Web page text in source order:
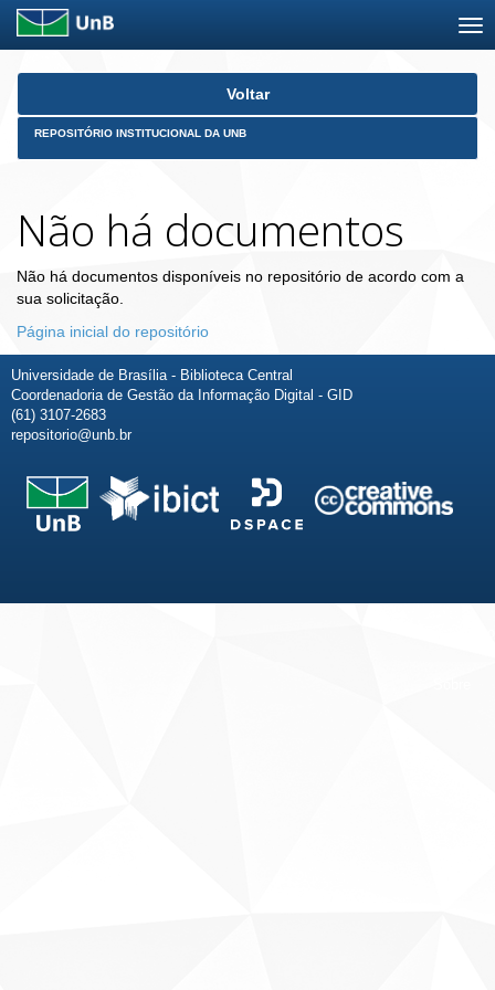
Skip
Voltar
REPOSITÓRIO INSTITUCIONAL DA UNB
Não há documentos
Não há documentos disponíveis no repositório de acordo com a
sua solicitação.
Página inicial do repositório
Universidade de Brasília - Biblioteca Central
Coordenadoria de Gestão da Informação Digital - GID
(61) 3107-2683
repositorio@unb.br